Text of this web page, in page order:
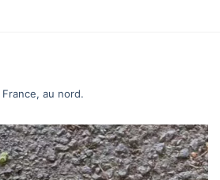
France, au nord.